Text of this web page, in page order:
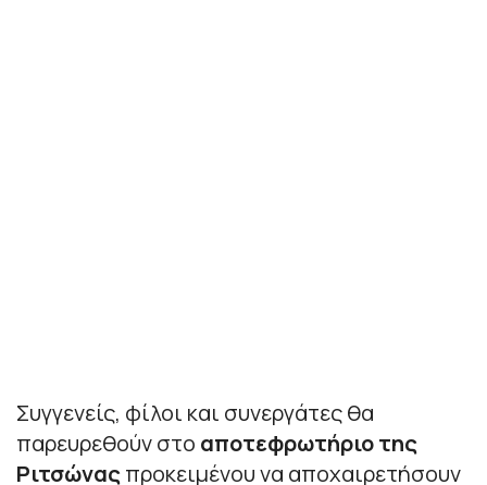
Συγγενείς, φίλοι και συνεργάτες θα
παρευρεθούν στο αποτεφρωτήριο της
Ριτσώναςπροκειμένου να αποχαιρετήσουν